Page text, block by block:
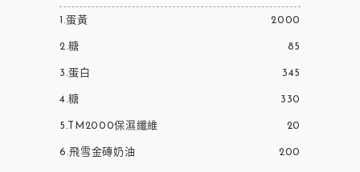
1.蛋黃 2000
2.糖 85
3.蛋白 345
4.糖 330
5.TM2000保濕纖維 20
6.飛雪金磚奶油 200